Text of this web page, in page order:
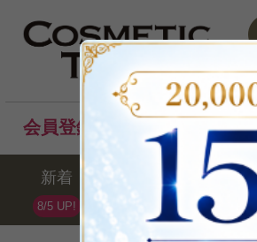
問
会員登録後のお買い物でポイ
新着
8/5 UP!
セール